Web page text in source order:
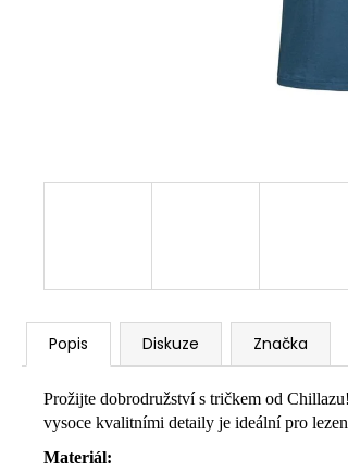
Popis Diskuze Značka
Prožijte dobrodružství s tričkem od
vysoce kvalitními detaily je ideální pro
Materiál: